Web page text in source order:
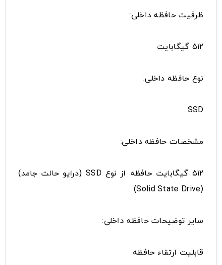
ظرفیت حافظه داخلی:
۵۱۲ گیگابایت
نوع حافظه داخلی:
SSD
مشخصات حافظه داخلی:
۵۱۲ گیگابایت حافظه از نوع SSD (درایو حالت جامد)
(Solid State Drive)
سایر توضیحات حافظه داخلی:
قابلیت ارتقاء حافظه